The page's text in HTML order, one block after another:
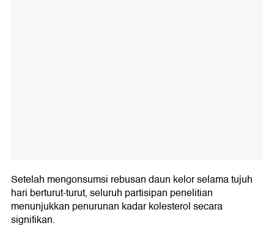
Setelah mengonsumsi rebusan daun kelor selama tujuh
hari berturut-turut, seluruh partisipan penelitian
menunjukkan penurunan kadar kolesterol secara
signifikan.